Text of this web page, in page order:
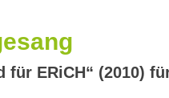
für ERiCH“ (2010)